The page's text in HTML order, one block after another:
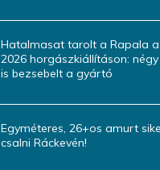
Hatalmasat tarolt a Rapala
2026 horgászkiállításon:
is bezsebelt a gyártó
Egyméteres, 26+os amurt
csalni Ráckevén!